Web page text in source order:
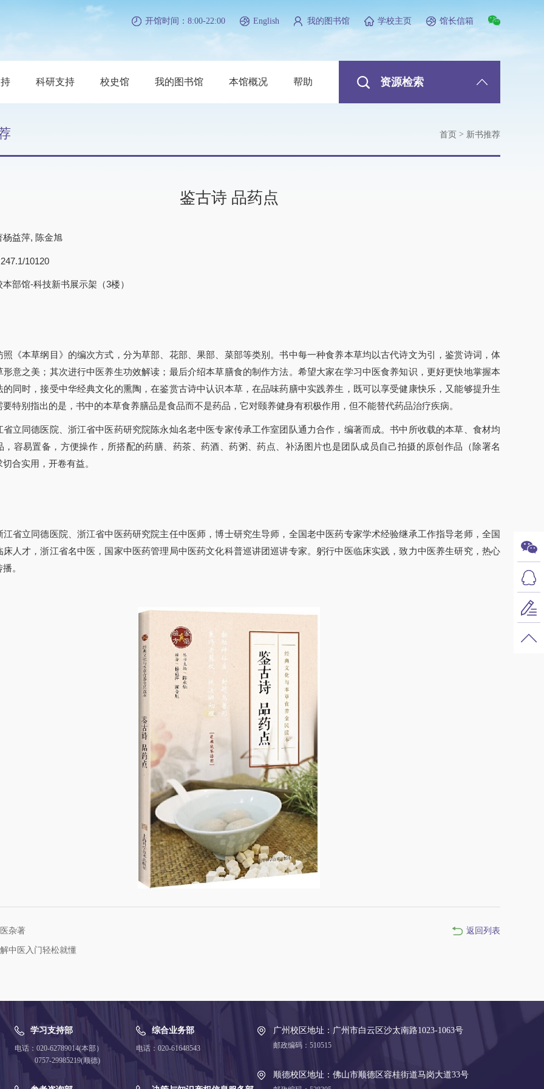
开馆时间：8:00-22:00 English 我的图书馆 学校主页 馆长信箱
资源检索
科研支持 校史馆 我的图书馆 本馆概况 帮助
首页 > 新书推荐
鉴古诗 品药点
杨益萍, 陈金旭
10120
部馆-科技新书展示架（3楼）
照《本草纲目》的编次方式，分为草部、花部、果部、菜部等类别。书中每一种食养本草均以古代诗文为引，鉴赏诗词，体
形意之美；其次进行中医养生功效解读；最后介绍本草膳食的制作方法。希望大家在学习中医食养知识，更好更快地掌握本
的同时，接受中华经典文化的熏陶，在鉴赏古诗中认识本草，在品味药膳中实践养生，既可以享受健康快乐，又能够提升生
要特别指出的是，书中的本草食养膳品是食品而不是药品，它对颐养健身有积极作用，但不能替代药品治疗疾病。
省立同德医院、浙江省中医药研究院陈永灿名老中医专家传承工作室团队通力合作，编著而成。书中所收载的本草、食材均
，容易置备，方便操作，所搭配的药膳、药茶、药酒、药粥、药点、补汤图片也是团队成员自己拍摄的原创作品（除署名
合实用，开卷有益。
江省立同德医院、浙江省中医药研究院主任中医师，博士研究生导师，全国老中医药专家学术经验继承工作指导老师，全国
床人才，浙江省名中医，国家中医药管理局中医药文化科普巡讲团巡讲专家。躬行中医临床实践，致力中医养生研究，热心
。
杂著
中医入门轻松就懂
返回列表
学习支持部
电话：020-62789014(本部）
0757-29985219(顺德)
综合业务部
电话：020-61648543
广州校区地址：广州市白云区沙太南路1023-1063号
邮政编码：510515
顺德校区地址：佛山市顺德区容桂街道马岗大道33号